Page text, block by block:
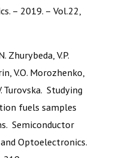
– 2019. – Vol.22,
Zhurybeda, V.P.
V.O. Morozhenko,
Turovska. Studying
fuels samples
Semiconductor
Optoelectronics.